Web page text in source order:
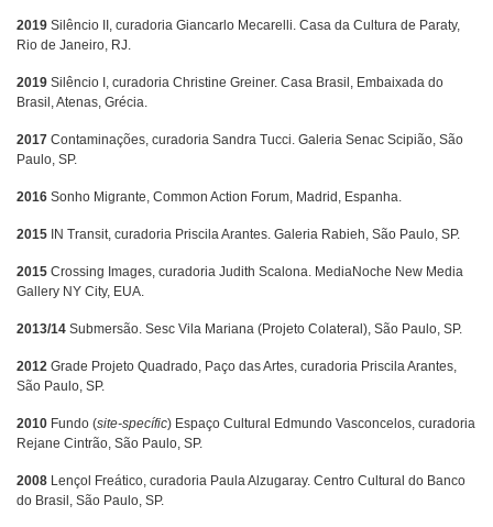
2019 Silêncio II, curadoria Giancarlo Mecarelli. Casa da Cultura de Paraty,
Rio de Janeiro, RJ.
2019 Silêncio I, curadoria Christine Greiner. Casa Brasil, Embaixada do
Brasil, Atenas, Grécia.
2017 Contaminações, curadoria Sandra Tucci. Galeria Senac Scipião, São
Paulo, SP.
2016 Sonho Migrante, Common Action Forum, Madrid, Espanha.
2015 IN Transit, curadoria Priscila Arantes. Galeria Rabieh, São Paulo, SP.
2015 Crossing Images, curadoria Judith Scalona. MediaNoche New Media
Gallery NY City, EUA.
2013/14 Submersão. Sesc Vila Mariana (Projeto Colateral), São Paulo, SP.
2012 Grade Projeto Quadrado, Paço das Artes, curadoria Priscila Arantes,
São Paulo, SP.
2010 Fundo (site-specífic) Espaço Cultural Edmundo Vasconcelos, curadoria
Rejane Cintrão, São Paulo, SP.
2008 Lençol Freático, curadoria Paula Alzugaray. Centro Cultural do Banco
do Brasil, São Paulo, SP.